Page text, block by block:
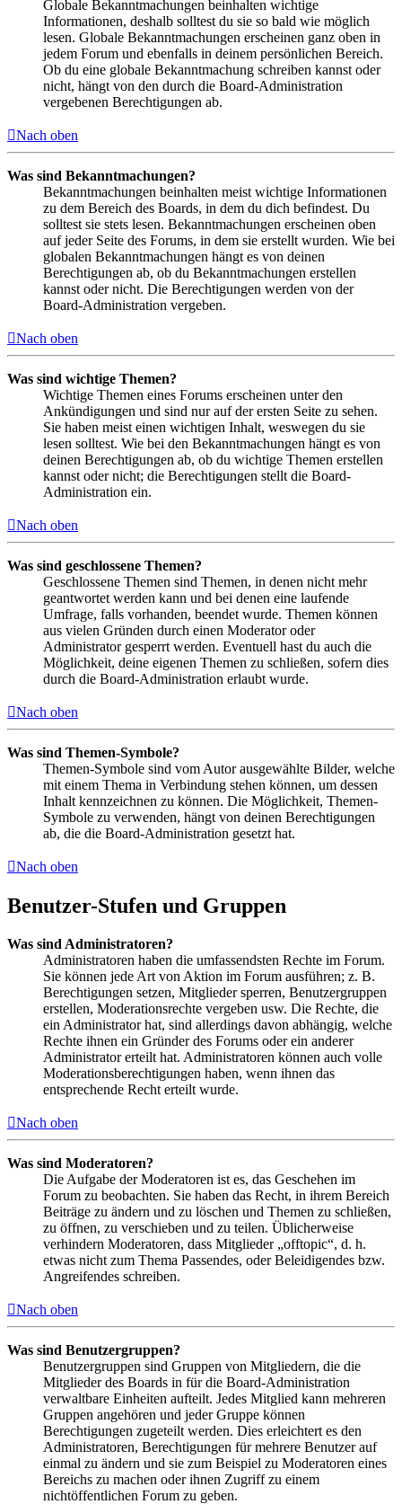
Globale Bekanntmachungen beinhalten wichtige
Informationen, deshalb solltest du sie so bald wie möglich
lesen. Globale Bekanntmachungen erscheinen ganz oben in
jedem Forum und ebenfalls in deinem persönlichen Bereich.
Ob du eine globale Bekanntmachung schreiben kannst oder
nicht, hängt von den durch die Board-Administration
vergebenen Berechtigungen ab.
Nach oben
Was sind Bekanntmachungen?
Bekanntmachungen beinhalten meist wichtige Informationen
zu dem Bereich des Boards, in dem du dich befindest. Du
solltest sie stets lesen. Bekanntmachungen erscheinen oben
auf jeder Seite des Forums, in dem sie erstellt wurden. Wie bei
globalen Bekanntmachungen hängt es von deinen
Berechtigungen ab, ob du Bekanntmachungen erstellen
kannst oder nicht. Die Berechtigungen werden von der
Board-Administration vergeben.
Nach oben
Was sind wichtige Themen?
Wichtige Themen eines Forums erscheinen unter den
Ankündigungen und sind nur auf der ersten Seite zu sehen.
Sie haben meist einen wichtigen Inhalt, weswegen du sie
lesen solltest. Wie bei den Bekanntmachungen hängt es von
deinen Berechtigungen ab, ob du wichtige Themen erstellen
kannst oder nicht; die Berechtigungen stellt die Board-
Administration ein.
Nach oben
Was sind geschlossene Themen?
Geschlossene Themen sind Themen, in denen nicht mehr
geantwortet werden kann und bei denen eine laufende
Umfrage, falls vorhanden, beendet wurde. Themen können
aus vielen Gründen durch einen Moderator oder
Administrator gesperrt werden. Eventuell hast du auch die
Möglichkeit, deine eigenen Themen zu schließen, sofern dies
durch die Board-Administration erlaubt wurde.
Nach oben
Was sind Themen-Symbole?
Themen-Symbole sind vom Autor ausgewählte Bilder, welche
mit einem Thema in Verbindung stehen können, um dessen
Inhalt kennzeichnen zu können. Die Möglichkeit, Themen-
Symbole zu verwenden, hängt von deinen Berechtigungen
ab, die die Board-Administration gesetzt hat.
Nach oben
Benutzer-Stufen und Gruppen
Was sind Administratoren?
Administratoren haben die umfassendsten Rechte im Forum.
Sie können jede Art von Aktion im Forum ausführen; z. B.
Berechtigungen setzen, Mitglieder sperren, Benutzergruppen
erstellen, Moderationsrechte vergeben usw. Die Rechte, die
ein Administrator hat, sind allerdings davon abhängig, welche
Rechte ihnen ein Gründer des Forums oder ein anderer
Administrator erteilt hat. Administratoren können auch volle
Moderationsberechtigungen haben, wenn ihnen das
entsprechende Recht erteilt wurde.
Nach oben
Was sind Moderatoren?
Die Aufgabe der Moderatoren ist es, das Geschehen im
Forum zu beobachten. Sie haben das Recht, in ihrem Bereich
Beiträge zu ändern und zu löschen und Themen zu schließen,
zu öffnen, zu verschieben und zu teilen. Üblicherweise
verhindern Moderatoren, dass Mitglieder „offtopic“, d. h.
etwas nicht zum Thema Passendes, oder Beleidigendes bzw.
Angreifendes schreiben.
Nach oben
Was sind Benutzergruppen?
Benutzergruppen sind Gruppen von Mitgliedern, die die
Mitglieder des Boards in für die Board-Administration
verwaltbare Einheiten aufteilt. Jedes Mitglied kann mehreren
Gruppen angehören und jeder Gruppe können
Berechtigungen zugeteilt werden. Dies erleichtert es den
Administratoren, Berechtigungen für mehrere Benutzer auf
einmal zu ändern und sie zum Beispiel zu Moderatoren eines
Bereichs zu machen oder ihnen Zugriff zu einem
nichtöffentlichen Forum zu geben.